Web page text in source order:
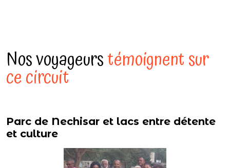
Nos voyageurstémoignent sur
ce circuit
Parc de Nechisar et lacs entre détente
et culture